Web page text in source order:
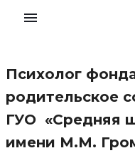
Славянский
О Фонде
Психолог
родительское
ГУО «Средняя
имени М.М.